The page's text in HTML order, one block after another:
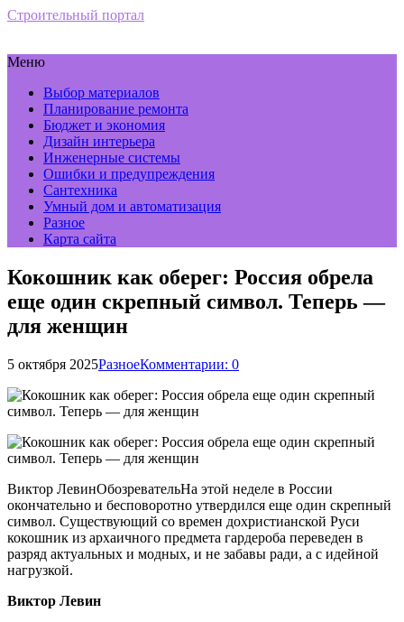
Строительный портал
Меню
Выбор материалов
Планирование ремонта
Бюджет и экономия
Дизайн интерьера
Инженерные системы
Ошибки и предупреждения
Сантехника
Умный дом и автоматизация
Разное
Карта сайта
Кокошник как оберег: Россия обрела
еще один скрепный символ. Теперь —
для женщин
5 октября 2025РазноеКомментарии: 0
Виктор ЛевинОбозревательНа этой неделе в России
окончательно и бесповоротно утвердился еще один скрепный
символ. Существующий со времен дохристианской Руси
кокошник из архаичного предмета гардероба переведен в
разряд актуальных и модных, и не забавы ради, а с идейной
нагрузкой.
Виктор Левин